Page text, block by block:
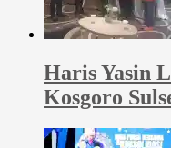
Haris Yasin
Kosgoro